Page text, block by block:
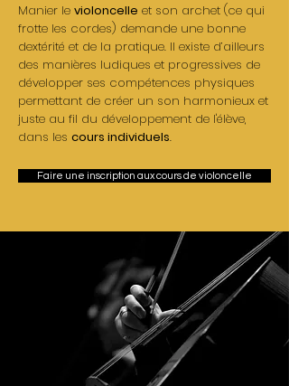
Manier le violoncelle et son archet (ce qui
frotte les cordes) demande une bonne
dextérité et de la pratique. Il existe d’ailleurs
des manières ludiques et progressives de
développer ses compétences physiques
permettant de créer un son harmonieux et
juste au fil du développement de l'élève,
dans les cours individuels.
Faire une inscription aux cours de violoncelle